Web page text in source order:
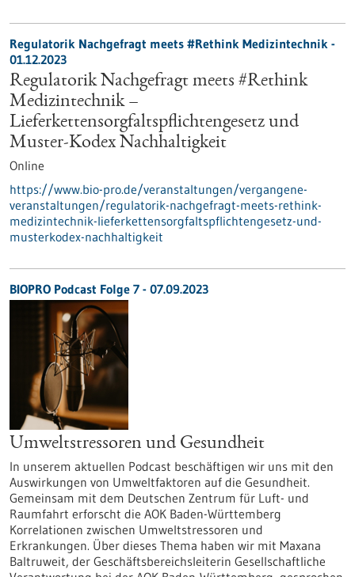
Regulatorik Nachgefragt meets #Rethink Medizintechnik -
01.12.2023
Regulatorik Nachgefragt meets #Rethink
Medizintechnik –
Lieferkettensorgfaltspflichtengesetz und
Muster-Kodex Nachhaltigkeit
Online
https://www.bio-pro.de/veranstaltungen/vergangene-
veranstaltungen/regulatorik-nachgefragt-meets-rethink-
medizintechnik-lieferkettensorgfaltspflichtengesetz-und-
musterkodex-nachhaltigkeit
BIOPRO Podcast Folge 7 - 07.09.2023
Umweltstressoren und Gesundheit
In unserem aktuellen Podcast beschäftigen wir uns mit den
Auswirkungen von Umweltfaktoren auf die Gesundheit.
Gemeinsam mit dem Deutschen Zentrum für Luft- und
Raumfahrt erforscht die AOK Baden-Württemberg
Korrelationen zwischen Umweltstressoren und
Erkrankungen. Über dieses Thema haben wir mit Maxana
Baltruweit, der Geschäftsbereichsleiterin Gesellschaftliche